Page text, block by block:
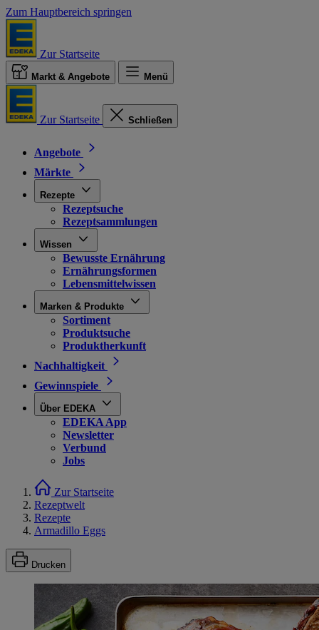
Zum Hauptbereich springen
Zur Startseite
Markt & Angebote Menü
Zur Startseite Schließen
Angebote
Märkte
Rezepte
Rezeptsuche
Rezeptsammlungen
Wissen
Bewusste Ernährung
Ernährungsformen
Lebensmittelwissen
Marken & Produkte
Sortiment
Produktsuche
Produktherkunft
Nachhaltigkeit
Gewinnspiele
Über EDEKA
EDEKA App
Newsletter
Verbund
Jobs
Zur Startseite
Rezeptwelt
Rezepte
Armadillo Eggs
Drucken